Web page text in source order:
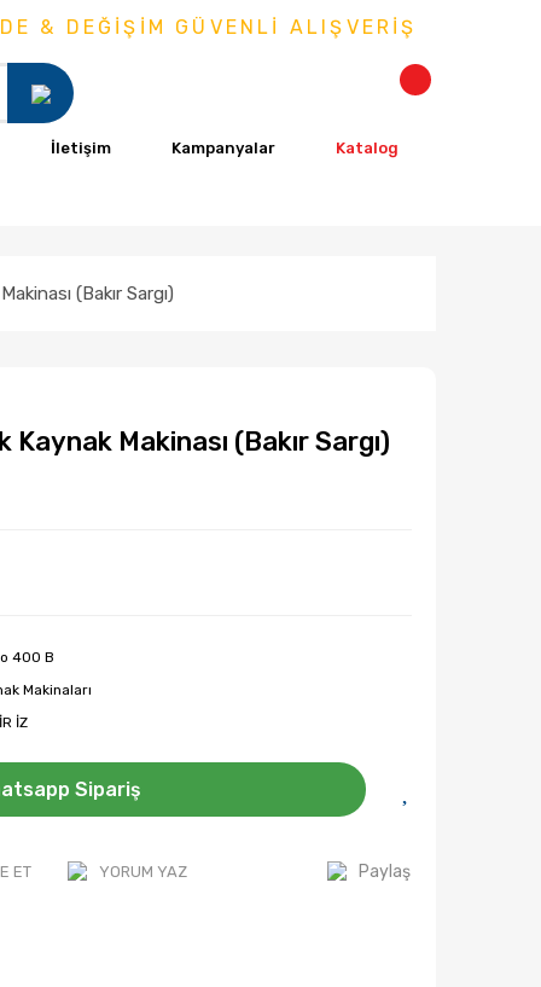
GÜVENLİ ALIŞVERİŞ
İletişim Kampanyalar Katalog
(Bakır Sargı)
Makinası (Bakır Sargı)
400 B
Makinaları
İZ
Sipariş
ET YORUM YAZ Paylaş